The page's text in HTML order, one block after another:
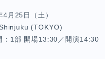
月25日（土）
(TOKYO)
：1部 開場13:30／開演